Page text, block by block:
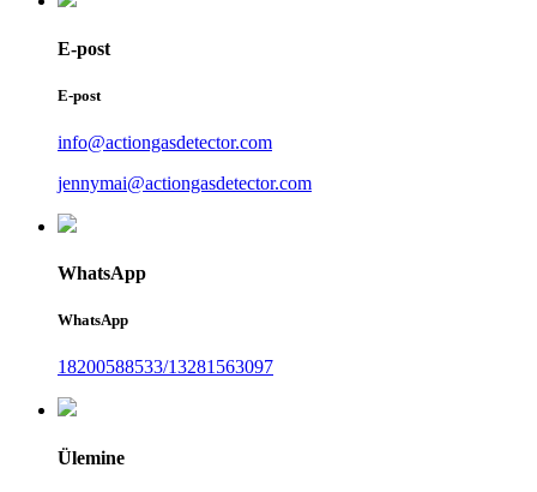
E-post
E-post
info@actiongasdetector.com
jennymai@actiongasdetector.com
WhatsApp
WhatsApp
18200588533/13281563097
Ülemine